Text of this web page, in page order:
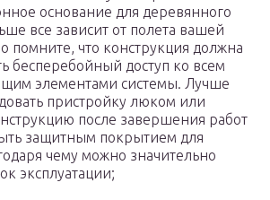
основание для деревянного
все зависит от полета вашей
помните, что конструкция должна
бесперебойный доступ ко всем
элементами системы. Лучше
пристройку люком или
после завершения работ
защитным покрытием для
чему можно значительно
эксплуатации;